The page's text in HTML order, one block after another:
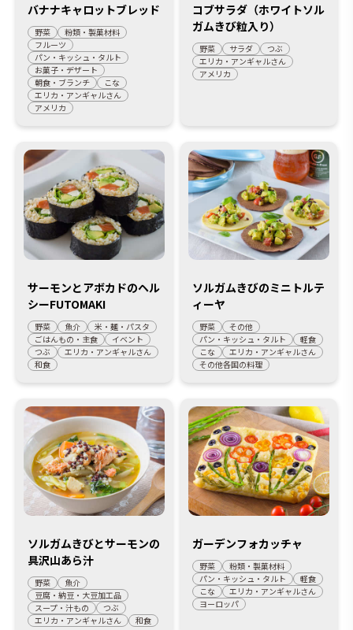
バナナキャロットブレッド
野菜
粉類・製菓材料
フルーツ
パン・キッシュ・タルト
お菓子・デザート
朝食・ブランチ
こな
エリカ・アンギャルさん
アメリカ
コブサラダ（ホワイトソル
ガムきび粒入り）
野菜 サラダ
つぶ
エリカ・アンギャルさん
アメリカ
サーモンとアボカドのヘル
シーFUTOMAKI
野菜 魚介
米・麺・パスタ
ごはんもの・主食
イベント
つぶ
エリカ・アンギャルさん
和食
ソルガムきびのミニトルテ
ィーヤ
野菜
その他
パン・キッシュ・タルト
軽食
こな
エリカ・アンギャルさん
その他各国の料理
ソルガムきびとサーモンの
具沢山あら汁
野菜
魚介
豆腐・納豆・大豆加工品
スープ・汁もの
つぶ
エリカ・アンギャルさん
和食
ガーデンフォカッチャ
野菜
粉類・製菓材料
パン・キッシュ・タルト
軽食
こな
エリカ・アンギャルさん
ヨーロッパ